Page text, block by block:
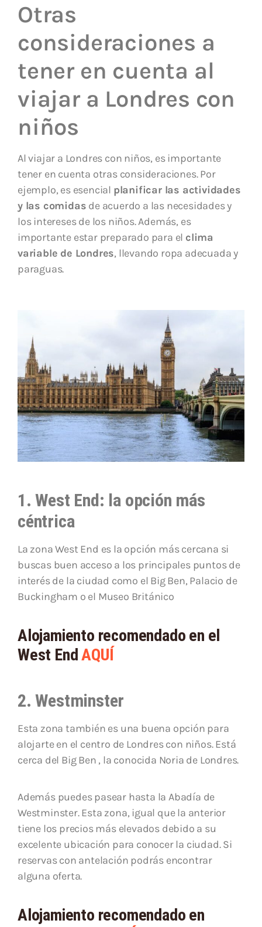
Otras
consideraciones a
tener en cuenta al
viajar a Londres con
niños
Al viajar a Londres con niños, es importante
tener en cuenta otras consideraciones. Por
ejemplo, es esencial planificar las actividades
y las comidas de acuerdo a las necesidades y
los intereses de los niños. Además, es
importante estar preparado para el clima
variable de Londres, llevando ropa adecuada y
paraguas.
1. West End: la opción más
céntrica
La zona West End es la opción más cercana si
buscas buen acceso a los principales puntos de
interés de la ciudad como el Big Ben, Palacio de
Buckingham o el Museo Británico
Alojamiento recomendado en el
West EndAQUÍ
2. Westminster
Esta zona también es una buena opción para
alojarte en el centro de Londres con niños. Está
cerca del Big Ben , la conocida Noria de Londres.
Además puedes pasear hasta la Abadía de
Westminster. Esta zona, igual que la anterior
tiene los precios más elevados debido a su
excelente ubicación para conocer la ciudad. Si
reservas con antelación podrás encontrar
alguna oferta.
Alojamiento recomendado en